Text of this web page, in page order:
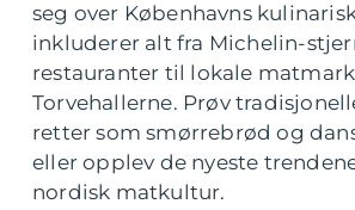
seg over Københavns
inkluderer alt fra Michelin-
restauranter til lokale
Torvehallerne. Prøv
retter som smørrebrød og
eller opplev de nyeste
nordisk matkultur.